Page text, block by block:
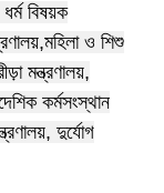
বিষয়ক
ও শিশু
মন্ত্রণালয়,
কর্মসংস্থান
দুর্যোগ